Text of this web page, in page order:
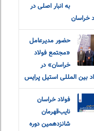
به انبار اصلی در
خراسان
حضور مدیرعامل
«مجتمع فولاد
خراسان» در
بین المللی استیل پرایس
فولاد خراسان
نایب‌قهرمان
شانزدهمین دوره